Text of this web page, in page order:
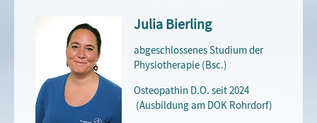
Julia Bierling
abgeschlossenes Studium der
Physiotherapie (Bsc.)
Osteopathin D.O. seit 2024
(Ausbildung am DOK Rohrdorf)